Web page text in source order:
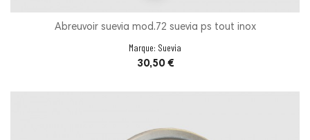
Abreuvoir suevia mod.72 suevia ps tout inox
Marque: Suevia
Prix
30,50 €